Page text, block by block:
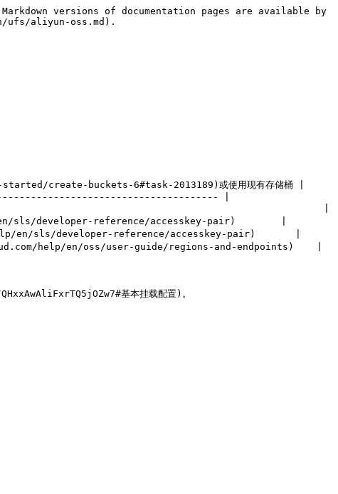
versions of documentation pages are available by
ufs/aliyun-oss.md).
create-buckets-6#task-2013189)或使用现有存储桶 |
|
|
en/sls/developer-reference/accesskey-pair)        |
help/en/sls/developer-reference/accesskey-pair)       |
help/en/oss/user-guide/regions-and-endpoints)    |
基本挂载配置)。